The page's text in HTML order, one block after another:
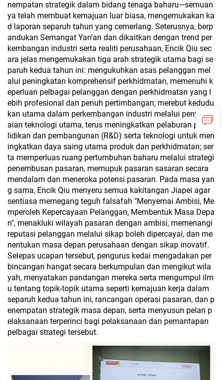
nempatan strategik dalam bidang tenaga baharu—semuan
ya telah membuat kemajuan luar biasa, mengemukakan ka
d laporan separuh tahun yang cemerlang. Seterusnya, berp
andukan Semangat Yan’an dan dikaitkan dengan trend per
kembangan industri serta realiti perusahaan, Encik Qiu sec
ara jelas mengemukakan tiga arah strategik utama bagi se
paruh kedua tahun ini: mengukuhkan asas pelanggan mel
alui peningkatan komprehensif perkhidmatan, memenuhi k
eperluan pelbagai pelanggan dengan perkhidmatan yang l
ebih profesional dan penuh pertimbangan; merebut kedudu
kan utama dalam perkembangan industri melalui penyeles
aian teknologi utama, terus meningkatkan pelaburan penye
lidikan dan pembangunan (R&D) serta teknologi untuk men
ingkatkan daya saing utama produk dan perkhidmatan; ser
ta memperluas ruang pertumbuhan baharu melalui strategi
penembusan pasaran, memupuk pasaran sasaran secara
mendalam dan meneroka potensi pasaran. Pada masa yan
g sama, Encik Qiu menyeru semua kakitangan Jiapei agar
sentiasa memegang teguh falsafah "Menyemai Ambisi, Me
mperoleh Kepercayaan Pelanggan, Membentuk Masa Depa
n", menakluki wilayah pasaran dengan ambisi, memenangi
reputasi pelanggan melalui sikap boleh dipercayai, dan me
nentukan masa depan perusahaan dengan sikap inovatif.
Selepas ucapan tersebut, pengurus kedai mengadakan per
bincangan hangat secara berkumpulan dan mengikut wila
yah, menyatakan pandangan mereka serta mengumpul ilm
u tentang topik-topik utama seperti kemajuan kerja dalam
separuh kedua tahun ini, rancangan operasi pasaran, dan p
enempatan strategik masa depan, serta menyusun pelan p
elaksanaan terperinci bagi pelaksanaan dan pemantapan
pelbagai strategi tersebut.